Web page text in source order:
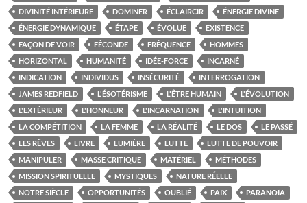
DIVINITÉ INTÉRIEURE
DOMINER ÉCLAIRCIR
ÉNERGIE DIVINE
ÉNERGIE DYNAMIQUE
ÉTAPE ÉVOLUE
EXISTENCE
FAÇON DE VOIR
FÉCONDE FRÉQUENCE
HOMMES
HORIZONTAL
HUMANITÉ IDÉE-FORCE
INCARNÉ
INDICATION
INDIVIDUS INSÉCURITÉ
INTERROGATION
JAMES REDFIELD
L'ÉSOTÉRISME L'ÊTRE HUMAIN
L'ÉVOLUTION
L'EXTÉRIEUR
L'HONNEUR L'INCARNATION
L'INTUITION
LA COMPÉTITION
LA FEMME LA RÉALITÉ LE DOS
LE PASSÉ
LES RÊVES
LIVRE LUMIÈRE LUTTE
LUTTE DE POUVOIR
MANIPULER
MASSE CRITIQUE MATÉRIEL
MÉTHODES
MISSION SPIRITUELLE
MYSTIQUES
NATURE RÉELLE
NOTRE SIÈCLE
OPPORTUNITÉS OUBLIÉ PAIX
PARANOÏA